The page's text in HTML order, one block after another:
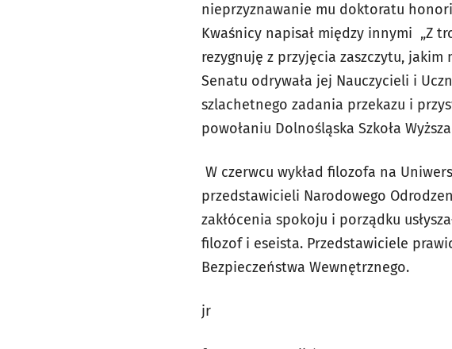
nieprzyznawanie mu doktoratu
Kwaśnicy napisał między innymi „Z
rezygnuję z przyjęcia zaszczytu,
Senatu odrywała jej Nauczycieli i
szlachetnego zadania przekazu i
powołaniu Dolnośląska Szkoła
W czerwcu wykład filozofa na
przedstawicieli Narodowego
zakłócenia spokoju i porządku
filozof i eseista. Przedstawiciele
Bezpieczeństwa Wewnętrznego.
jr